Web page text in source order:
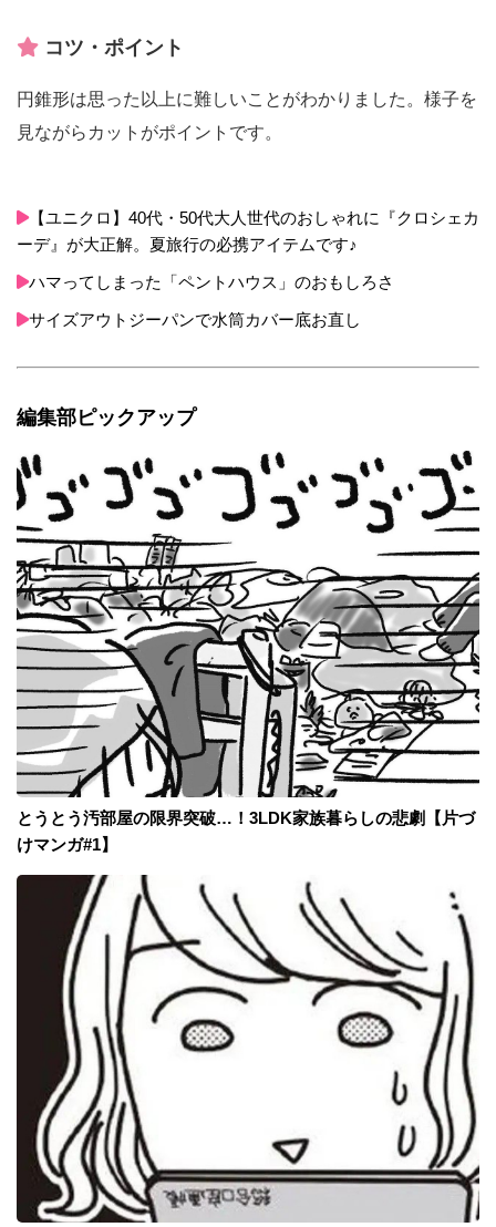
コツ・ポイント
円錐形は思った以上に難しいことがわかりました。様子を
見ながらカットがポイントです。
【ユニクロ】40代・50代大人世代のおしゃれに『クロシェカ
ーデ』が大正解。夏旅行の必携アイテムです♪
ハマってしまった「ペントハウス」のおもしろさ
サイズアウトジーパンで水筒カバー底お直し
編集部ピックアップ
とうとう汚部屋の限界突破…！3LDK家族暮らしの悲劇【片づ
けマンガ#1】